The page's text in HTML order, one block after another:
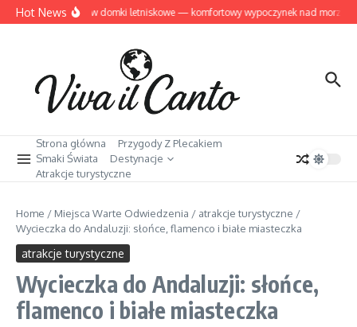
Przejdź do treści
Hot NewsDziwnów domki letniskowe — komfortowy wypoczynek nad morzem
Strona główna
Przygody Z Plecakiem
Smaki Świata
Destynacje
Atrakcje turystyczne
Home / Miejsca Warte Odwiedzenia / atrakcje turystyczne /
Wycieczka do Andaluzji: słońce, flamenco i białe miasteczka
atrakcje turystyczne
Wycieczka do Andaluzji: słońce,
flamenco i białe miasteczka